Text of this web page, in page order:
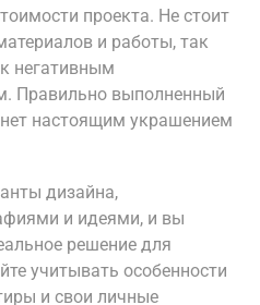
проекта. Не стоит
и работы, так
негативным
Правильно выполненный
настоящим украшением
дизайна,
и идеями, и вы
решение для
учитывать особенности
и свои личные